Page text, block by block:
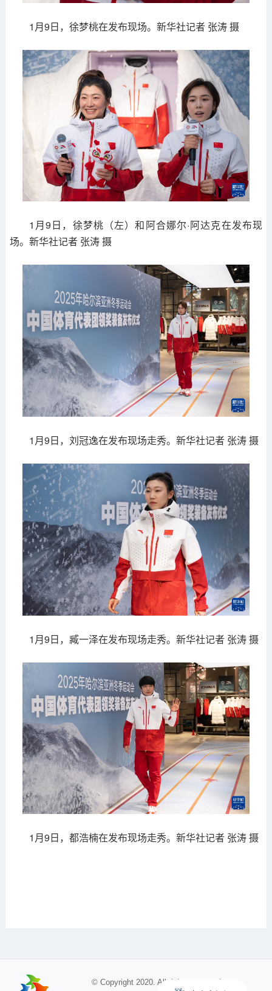
1月9日，徐梦桃在发布现场。新华社记者 张涛 摄
1月9日，徐梦桃（左）和阿合娜尔·阿达克在发布现
场。新华社记者 张涛 摄
1月9日，刘冠逸在发布现场走秀。新华社记者 张涛 摄
1月9日，臧一泽在发布现场走秀。新华社记者 张涛 摄
1月9日，都浩楠在发布现场走秀。新华社记者 张涛 摄
© Copyright 2020. All rights reserved